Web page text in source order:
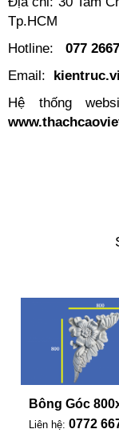
Tp.HCM
Hotline: 077
Email:
Hệ thống
Bông Góc
Liên hệ: 0772